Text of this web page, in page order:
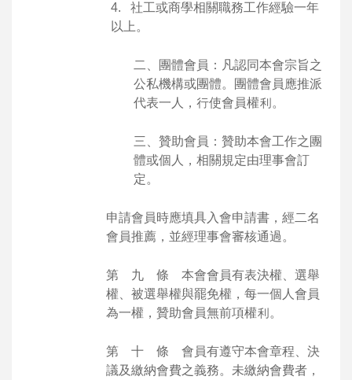
4. 社工或商學相關職務工作經驗一年
以上。
二、團體會員：凡認同本會宗旨之
公私機構或團體。團體會員應推派
代表一人，行使會員權利。
三、贊助會員：贊助本會工作之團
體或個人，相關規定由理事會訂
定。
申請會員時應填具入會申請書，經二名
會員推薦，並經理事會審核通過。
第 九 條 本會會員有表決權、選舉
權、被選舉權與罷免權，每一個人會員
為一權，贊助會員無前項權利。
第 十 條 會員有遵守本會章程、決
議及繳納會費之義務。未繳納會費者，